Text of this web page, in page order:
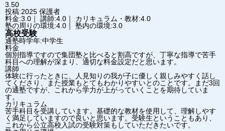
3.50
投稿:2025 保護者
料金:3.0｜ 講師:4.0｜ カリキュラム・教材:4.0
塾の周りの環境:4.0｜ 塾内の環境:3.0
高校受験
通塾時学年:中学生
料金
個別指導ですので集団塾と比べると割高ですが、丁寧な指導で苦手
科目への理解が深まり、適切な料金設定だと思います。
講師
体験に行ったときに、人見知りの我が子に優しく親しみやすく話し
てくださり、また授業もとてもわかりやすいとのことです。まだ3回
の通塾ですが、これから学力が上がっていくことを期待していま
す。
カリキュラム
苦手科目を受講しています。基礎的な教材を使用して、理解しやす
く満足していますので良いと思います。受験生ということもあり、
これから公立高校入試の受験対策もしていただきたいです。